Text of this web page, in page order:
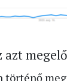
azt
történő